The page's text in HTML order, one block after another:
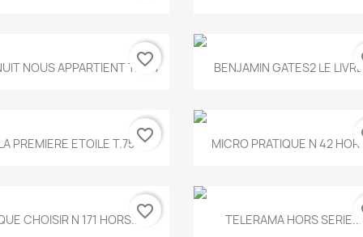
Aperçu rapide
NOUS APPARTIENT T.634
favorite_border Aperçu rapide
BENJAMIN GATES2 LE
Aperçu rapide
PREMIERE ETOILE T.755favorite_border Aperçu rapide
MICRO PRATIQUE N 42
Aperçu rapide
CHOISIR N 171 HORS...favorite_border Aperçu rapide
TELERAMA HORS SERIE...